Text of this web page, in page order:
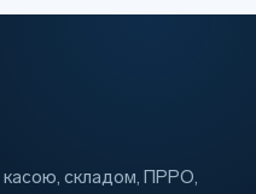
касою, складом, ПРРО,